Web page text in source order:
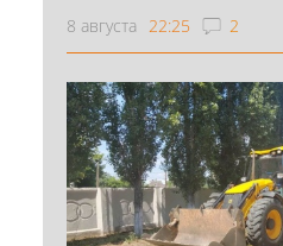
8 августа 22:25 2